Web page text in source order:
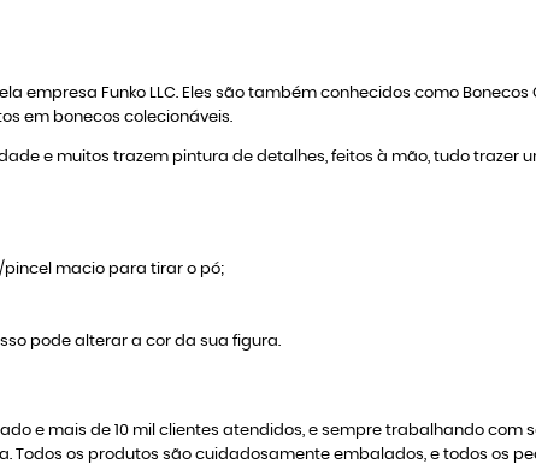
empresa Funko LLC. Eles são também conhecidos como
em bonecos colecionáveis.
e muitos trazem pintura de detalhes, feitos à mão, tudo trazer
macio para tirar o pó;
pode alterar a cor da sua figura.
e mais de 10 mil clientes atendidos, e sempre trabalhando com
Todos os produtos são cuidadosamente embalados, e todos os